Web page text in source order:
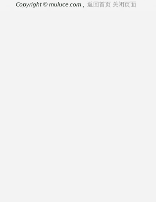
Copyright©muluce.com , 返回首页 关闭页面